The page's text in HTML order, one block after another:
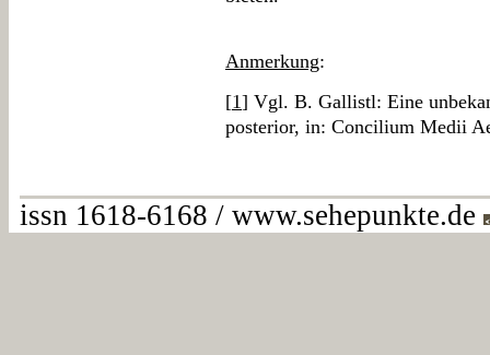
Anmerkung:
[1] Vgl. B. Gallistl: Eine
posterior, in: Concilium Medii
issn 1618-6168 / www.sehepunkte.de